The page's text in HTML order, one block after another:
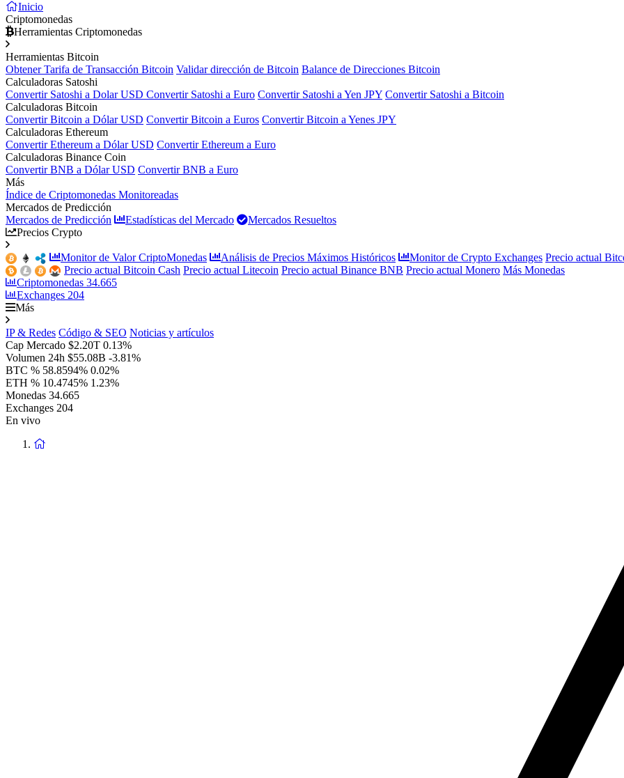
Inicio
Criptomonedas
Herramientas Criptomonedas
Herramientas Bitcoin
Obtener Tarifa de Transacción Bitcoin Validar dirección de Bitcoin Balance de Direcciones Bitcoin
Calculadoras Satoshi
Convertir Satoshi a Dolar USD Convertir Satoshi a Euro Convertir Satoshi a Yen JPY Convertir Satoshi a Bitcoin
Calculadoras Bitcoin
Convertir Bitcoin a Dólar USD Convertir Bitcoin a Euros Convertir Bitcoin a Yenes JPY
Calculadoras Ethereum
Convertir Ethereum a Dólar USD Convertir Ethereum a Euro
Calculadoras Binance Coin
Convertir BNB a Dólar USD Convertir BNB a Euro
Más
Índice de Criptomonedas Monitoreadas
Mercados de Predicción
Mercados de Predicción
Estadísticas del Mercado
Mercados Resueltos
Precios Crypto
Monitor de Valor CriptoMonedas Análisis de Precios Máximos Históricos Monitor de Crypto Exchanges Precio actual
Precio actual Bitcoin Cash Precio actual Litecoin Precio actual Binance BNB Precio actual Monero Más Monedas
Criptomonedas 34.665
Exchanges 204
Más
IP & Redes Código & SEO Noticias y artículos
Cap Mercado $2.20T 0.13%
Volumen 24h $55.08B -3.81%
BTC % 58.8594% 0.02%
ETH % 10.4745% 1.23%
Monedas 34.665
Exchanges 204
En vivo